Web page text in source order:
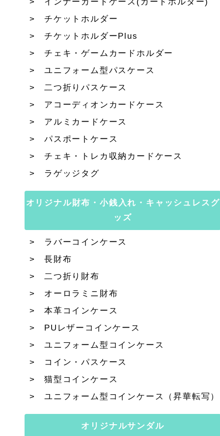
チケットホルダー
チケットホルダーPlus
チェキ・ゲームカードホルダー
ユニフォーム型パスケース
二つ折りパスケース
アコーディオンカードケース
アルミカードケース
パスポートケース
チェキ・トレカ収納カードケース
ラゲッジタグ
オリジナル財布・小銭入れ・キャッシュレスグ
ッズ
ラバーコインケース
長財布
二つ折り財布
オーロラミニ財布
本革コインケース
PUレザーコインケース
ユニフォーム型コインケース
コイン・パスケース
猫型コインケース
ユニフォーム型コインケース（昇華転写）
オリジナルサンダル